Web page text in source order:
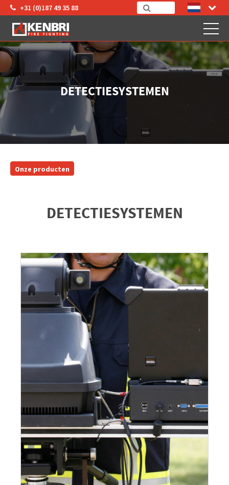
+31 (0)187 49 35 88
DETECTIESYSTEMEN
Onze producten
DETECTIESYSTEMEN